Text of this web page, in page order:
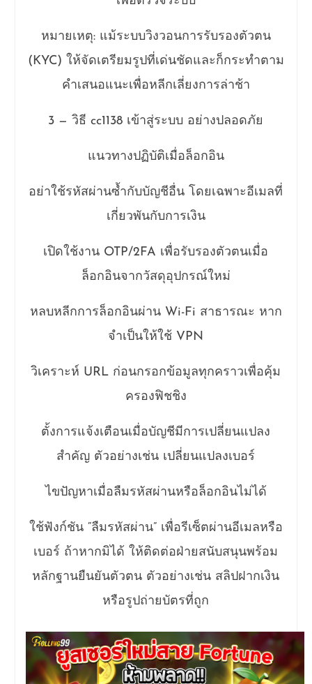
หมายเหตุ: แม้ระบบวิงวอนการรับรองตัวตน
(KYC) ให้จัดเตรียมรูปที่เด่นชัดและก็กระทำตาม
คำเสนอแนะเพื่อหลีกเลี่ยงการล่าช้า
3 — วิธี cc1138 เข้าสู่ระบบ อย่างปลอดภัย
แนวทางปฏิบัติเมื่อล็อกอิน
อย่าใช้รหัสผ่านซ้ำกับบัญชีอื่น โดยเฉพาะอีเมลที่
เกี่ยวพันกับการเงิน
เปิดใช้งาน OTP/2FA เพื่อรับรองตัวตนเมื่อ
ล็อกอินจากวัสดุอุปกรณ์ใหม่
หลบหลีกการล็อกอินผ่าน Wi-Fi สาธารณะ หาก
จำเป็นให้ใช้ VPN
วิเคราะห์ URL ก่อนกรอกข้อมูลทุกคราวเพื่อคุ้ม
ครองฟิชชิง
ตั้งการแจ้งเตือนเมื่อบัญชีมีการเปลี่ยนแปลง
สำคัญ ตัวอย่างเช่น เปลี่ยนแปลงเบอร์
ไขปัญหาเมื่อลืมรหัสผ่านหรือล็อกอินไม่ได้
ใช้ฟังก์ชัน “ลืมรหัสผ่าน” เพื่อรีเซ็ตผ่านอีเมลหรือ
เบอร์ ถ้าหากมิได้ ให้ติดต่อฝ่ายสนับสนุนพร้อม
หลักฐานยืนยันตัวตน ตัวอย่างเช่น สลิปฝากเงิน
หรือรูปถ่ายบัตรที่ถูก